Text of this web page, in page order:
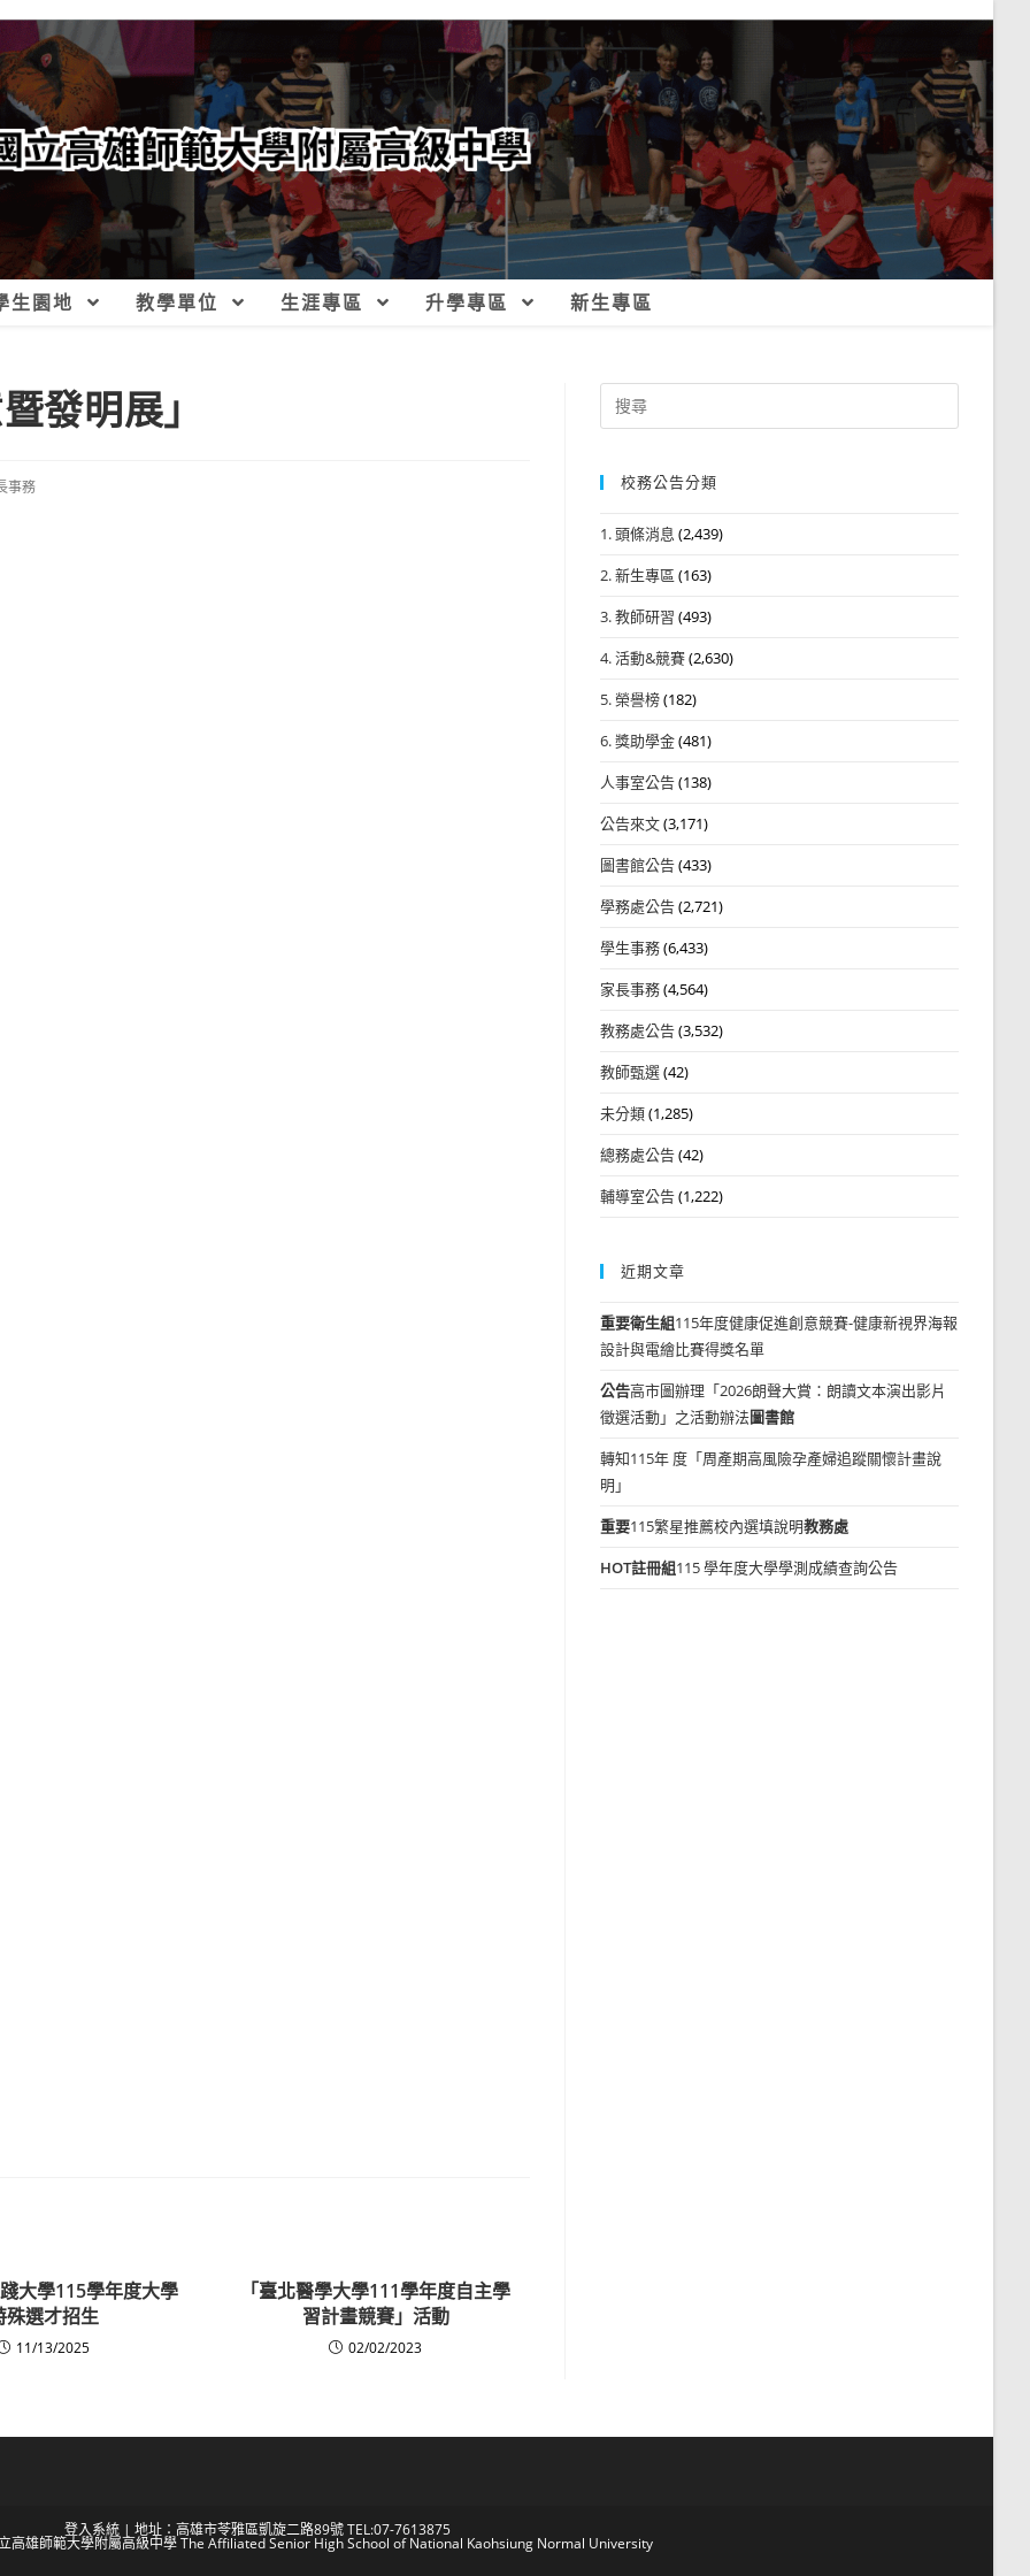
生園地 教學單位 生涯專區 升學專區 新生專區
發明展」
事務
踐大學115學年度大學
殊選才招生
11/13/2025
「臺北醫學大學111學年度自主學
習計畫競賽」活動
02/02/2023
Search
for:
校務公告分類
1. 頭條消息 (2,439)
2. 新生專區 (163)
3. 教師研習 (493)
4. 活動&競賽(2,630)
5. 榮譽榜(182)
6. 獎助學金(481)
人事室公告(138)
公告來文(3,171)
圖書館公告(433)
學務處公告(2,721)
學生事務(6,433)
家長事務(4,564)
教務處公告(3,532)
教師甄選(42)
未分類(1,285)
總務處公告(42)
輔導室公告(1,222)
近期文章
重要衛生組115年度健康促進創意競賽-健康新視界海報
設計與電繪比賽得獎名單
公告高市圖辦理「2026朗聲大賞：朗讀文本演出影片
徵選活動」之活動辦法圖書館
轉知115年 度「周產期高風險孕產婦追蹤關懷計畫說
明」
重要115繁星推薦校內選填說明教務處
HOT註冊組115 學年度大學學測成績查詢公告
登入系統 | 地址：高雄市苓雅區凱旋二路89號 TEL:07-7613875
高雄師範大學附屬高級中學 The Affiliated Senior High School of National Kaohsiung Normal University